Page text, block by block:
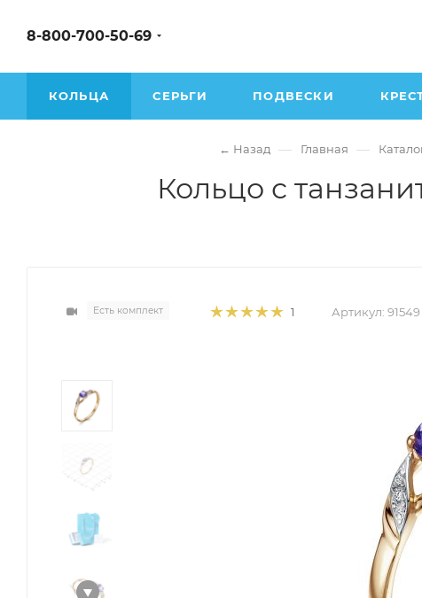
8-800-700-50-69
КОЛЬЦА СЕРЬГИ ПОДВЕСКИ
← Назад — Главная —
Кольцо с
Есть комплект 1 Артикул: 91549